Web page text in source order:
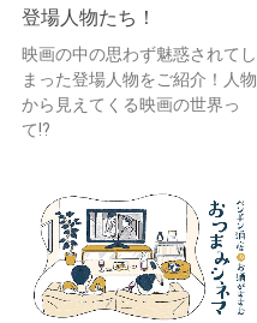
登場人物たち！
映画の中の思わず魅惑されてし
まった登場人物をご紹介！人物
から見えてくる映画の世界っ
て!?